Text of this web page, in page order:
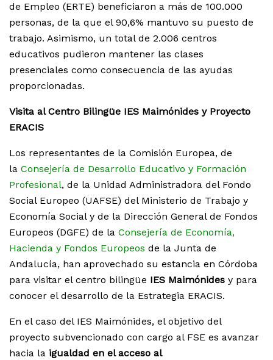
de Empleo (ERTE) beneficiaron a más de 100.000
personas, de la que el 90,6% mantuvo su puesto de
trabajo. Asimismo, un total de 2.006 centros
educativos pudieron mantener las clases
presenciales como consecuencia de las ayudas
proporcionadas.
Visita al Centro Bilingüe IES Maimónides y Proyecto
ERACIS
Los representantes de la Comisión Europea, de
la Consejería de Desarrollo Educativo y Formación
Profesional, de la Unidad Administradora del Fondo
Social Europeo (UAFSE) del Ministerio de Trabajo y
Economía Social y de la Dirección General de Fondos
Europeos (DGFE) de la Consejería de Economía,
Hacienda y Fondos Europeos de la Junta de
Andalucía, han aprovechado su estancia en Córdoba
para visitar el centro bilingüe IES Maimónides y para
conocer el desarrollo de la Estrategia ERACIS.
En el caso del IES Maimónides, el objetivo del
proyecto subvencionado con cargo al FSE es avanzar
hacia la igualdad en el acceso al